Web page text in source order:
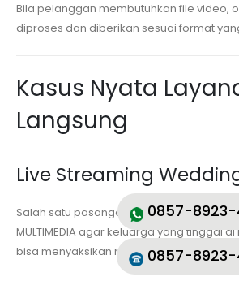
Bila pelanggan membutuhkan file video,
diproses dan diberikan sesuai format
Kasus Nyata
Langsung
Live Streaming
Salah satu pasangan pengantin memakai
MULTIMEDIA agar keluarga yang tinggal
bisa menyaksikan rangkaian ijab kabul
0857-
0857-